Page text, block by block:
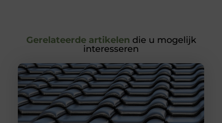
Gerelateerde artikelen die u mogelijk
interesseren